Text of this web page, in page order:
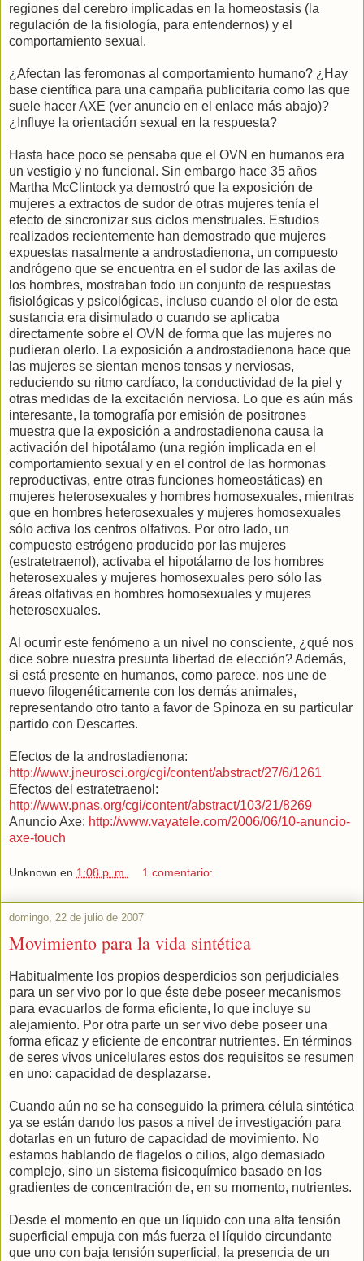
regiones del cerebro implicadas en la homeostasis (la
regulación de la fisiología, para entendernos) y el
comportamiento sexual.
¿Afectan las feromonas al comportamiento humano? ¿Hay
base científica para una campaña publicitaria como las que
suele hacer AXE (ver anuncio en el enlace más abajo)?
¿Influye la orientación sexual en la respuesta?
Hasta hace poco se pensaba que el OVN en humanos era
un vestigio y no funcional. Sin embargo hace 35 años
Martha McClintock ya demostró que la exposición de
mujeres a extractos de sudor de otras mujeres tenía el
efecto de sincronizar sus ciclos menstruales. Estudios
realizados recientemente han demostrado que mujeres
expuestas nasalmente a androstadienona, un compuesto
andrógeno que se encuentra en el sudor de las axilas de
los hombres, mostraban todo un conjunto de respuestas
fisiológicas y psicológicas, incluso cuando el olor de esta
sustancia era disimulado o cuando se aplicaba
directamente sobre el OVN de forma que las mujeres no
pudieran olerlo. La exposición a androstadienona hace que
las mujeres se sientan menos tensas y nerviosas,
reduciendo su ritmo cardíaco, la conductividad de la piel y
otras medidas de la excitación nerviosa. Lo que es aún más
interesante, la tomografía por emisión de positrones
muestra que la exposición a androstadienona causa la
activación del hipotálamo (una región implicada en el
comportamiento sexual y en el control de las hormonas
reproductivas, entre otras funciones homeostáticas) en
mujeres heterosexuales y hombres homosexuales, mientras
que en hombres heterosexuales y mujeres homosexuales
sólo activa los centros olfativos. Por otro lado, un
compuesto estrógeno producido por las mujeres
(estratetraenol), activaba el hipotálamo de los hombres
heterosexuales y mujeres homosexuales pero sólo las
áreas olfativas en hombres homosexuales y mujeres
heterosexuales.
Al ocurrir este fenómeno a un nivel no consciente, ¿qué nos
dice sobre nuestra presunta libertad de elección? Además,
si está presente en humanos, como parece, nos une de
nuevo filogenéticamente con los demás animales,
representando otro tanto a favor de Spinoza en su particular
partido con Descartes.
Efectos de la androstadienona:
http://www.jneurosci.org/cgi/content/abstract/27/6/1261
Efectos del estratetraenol:
http://www.pnas.org/cgi/content/abstract/103/21/8269
Anuncio Axe: http://www.vayatele.com/2006/06/10-anuncio-
axe-touch
Unknown en 1:08 p. m. 1 comentario:
domingo, 22 de julio de 2007
Movimiento para la vida sintética
Habitualmente los propios desperdicios son perjudiciales
para un ser vivo por lo que éste debe poseer mecanismos
para evacuarlos de forma eficiente, lo que incluye su
alejamiento. Por otra parte un ser vivo debe poseer una
forma eficaz y eficiente de encontrar nutrientes. En términos
de seres vivos unicelulares estos dos requisitos se resumen
en uno: capacidad de desplazarse.
Cuando aún no se ha conseguido la primera célula sintética
ya se están dando los pasos a nivel de investigación para
dotarlas en un futuro de capacidad de movimiento. No
estamos hablando de flagelos o cilios, algo demasiado
complejo, sino un sistema fisicoquímico basado en los
gradientes de concentración de, en su momento, nutrientes.
Desde el momento en que un líquido con una alta tensión
superficial empuja con más fuerza el líquido circundante
que uno con baja tensión superficial, la presencia de un